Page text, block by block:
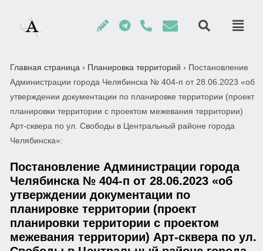
Главная страница › Планировка территорий › Постановление
Администрации города Челябинска № 404-п от 28.06.2023 «об
утверждении документации по планировке территории (проект
планировки территории с проектом межевания территории)
Арт-сквера по ул. Свободы в Центральный районе города
Челябинска»:
Постановление Администрации города
Челябинска № 404-п от 28.06.2023 «об
утверждении документации по
планировке территории (проект
планировки территории с проектом
межевания территории) Арт-сквера по ул.